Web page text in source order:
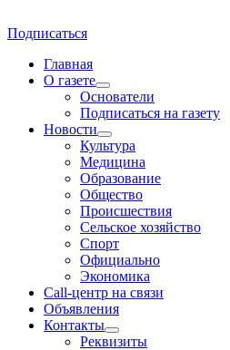
Подписаться
Главная
О газете
Основатели
Подписаться на газету
Новости
Культура
Медицина
Образование
Общество
Происшествия
Сельское хозяйство
Спорт
Официально
Экономика
Call-центр на связи
Объявления
Контакты
Реквизиты